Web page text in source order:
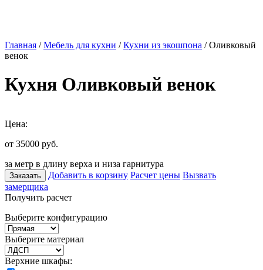
Главная /Мебель для кухни /Кухни из экошпона / Оливковый
венок
Кухня Оливковый венок
Цена:
от 35000 руб.
за метр в длину верха и низа гарнитура
Заказать Добавить в корзину Расчет цены Вызвать
замерщика
Получить расчет
Выберите конфигурацию
Выберите материал
Верхние шкафы: